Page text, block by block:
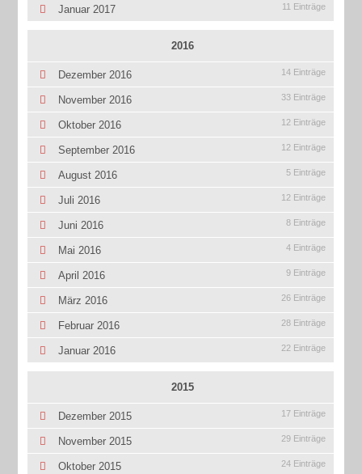
Januar 2017 11 Einträge
2016
Dezember 2016 14 Einträge
November 2016 33 Einträge
Oktober 2016 12 Einträge
September 2016 12 Einträge
August 2016 5 Einträge
Juli 2016 12 Einträge
Juni 2016 8 Einträge
Mai 2016 4 Einträge
April 2016 9 Einträge
März 2016 26 Einträge
Februar 2016 28 Einträge
Januar 2016 22 Einträge
2015
Dezember 2015 17 Einträge
November 2015 29 Einträge
Oktober 2015 24 Einträge